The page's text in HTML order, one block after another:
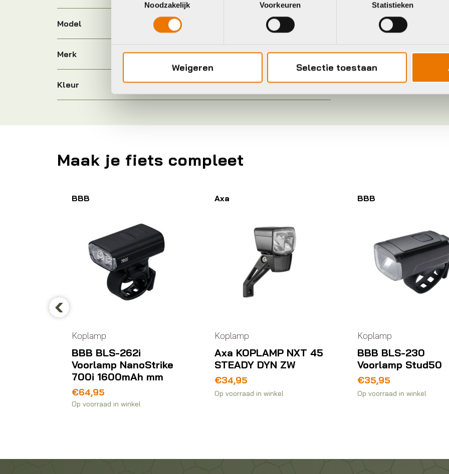
Noodzakelijk
Voorkeuren Statistieken
Weigeren Selectie toestaan
Model NXT 45 Steady Plaatsbepaling
Merk Axa Jaar
Kleur Zwart
Maak je fiets compleet
BBB
Koplamp
BBB BLS-262i
Voorlamp NanoStrike
700i 1600mAh mm
€64,95
Op voorraad in winkel
Axa
Koplamp
Axa KOPLAMP NXT 45
STEADY DYN ZW
€34,95
Op voorraad in winkel
BBB
Koplamp
BBB BLS-230
Voorlamp Stud50
€35,95
Op voorraad in winkel